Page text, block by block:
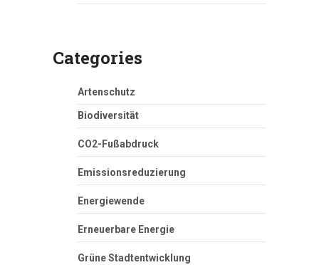
Categories
Artenschutz
Biodiversität
CO2-Fußabdruck
Emissionsreduzierung
Energiewende
Erneuerbare Energie
Grüne Stadtentwicklung